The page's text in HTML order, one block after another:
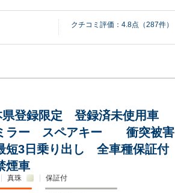
クチコミ評価： 4.8点（287件）
県登録限定 登録済未使用車
ラー スペアキー 衝突被害
3日乗り出し 全車種保証付
車
真珠 保証付